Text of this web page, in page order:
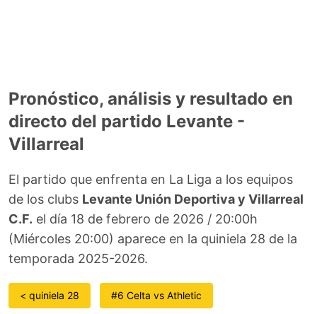
Pronóstico, análisis y resultado en
directo del partido Levante -
Villarreal
El partido que enfrenta en La Liga a los equipos
de los clubs Levante Unión Deportiva y Villarreal
C.F. el día 18 de febrero de 2026 / 20:00h
(Miércoles 20:00) aparece en la quiniela 28 de la
temporada 2025-2026.
< quiniela 28 #6 Celta vs Athletic